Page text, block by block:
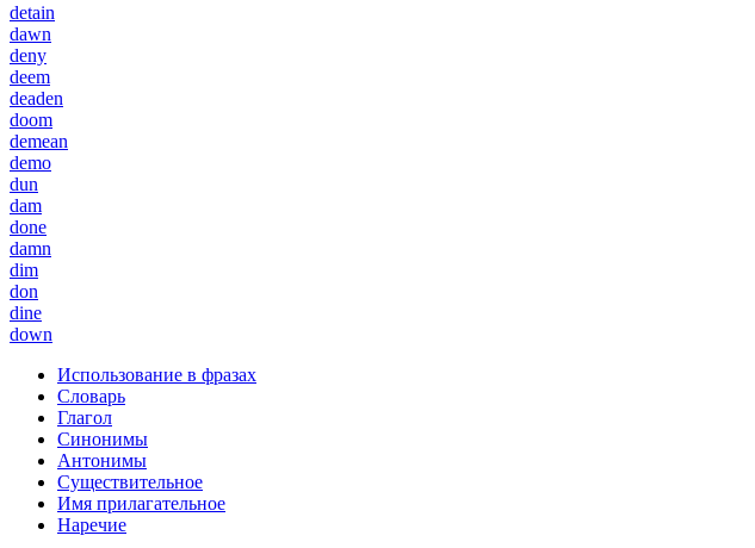
detain
dawn
deny
deem
deaden
doom
demean
demo
dun
dam
done
damn
dim
don
dine
down
Использование в фразах
Словарь
Глагол
Синонимы
Антонимы
Существительное
Имя прилагательное
Наречие